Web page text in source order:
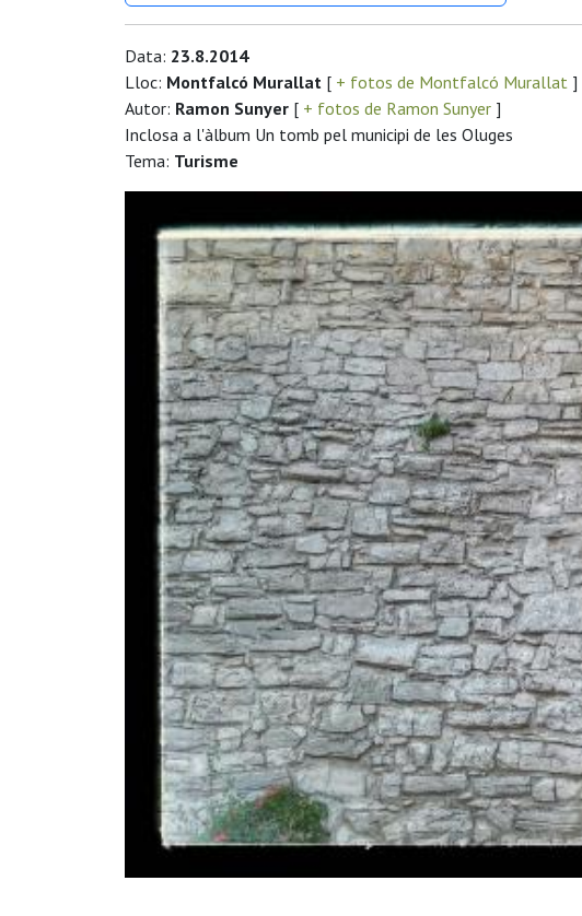
Data: 23.8.2014
Lloc: Montfalcó Murallat [ + fotos de Montfalcó Murallat ]
Autor: Ramon Sunyer [ + fotos de Ramon Sunyer ]
Inclosa a l'àlbum Un tomb pel municipi de les Oluges
Tema: Turisme